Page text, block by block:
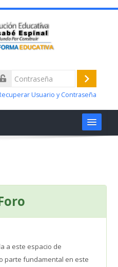
Acceder
Usuario y Contraseña
a este espacio de
parte fundamental en este